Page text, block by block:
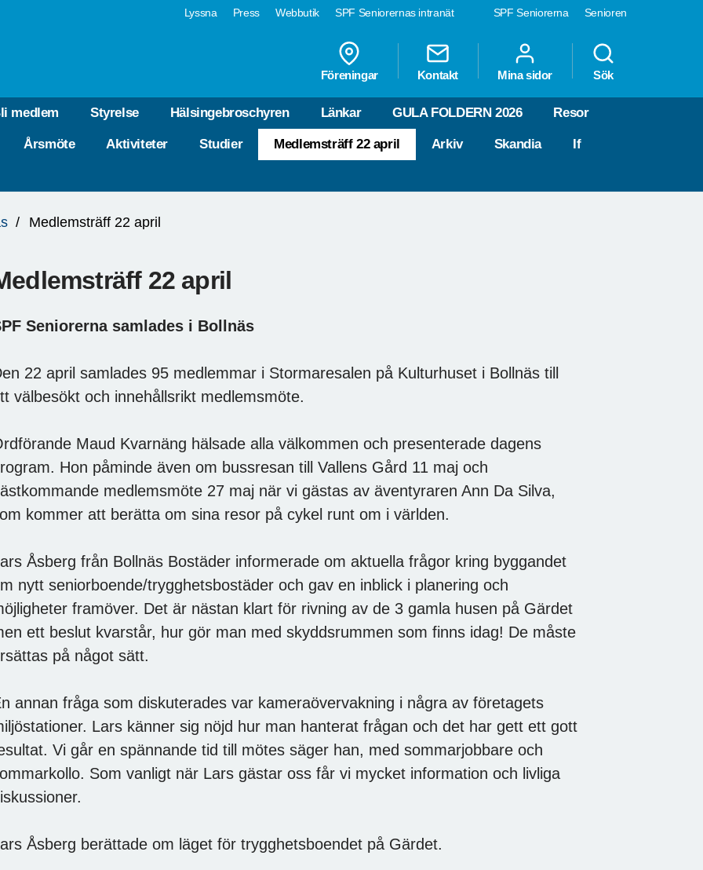
SPF Seniorerna Senioren
Lyssna Press Webbutik SPF Seniorernas intranät
Föreningar Kontakt Mina sidor Sök
medlem Styrelse Hälsingebroschyren Länkar GULA FOLDERN 2026 Resor
Årsmöte Aktiviteter Studier Medlemsträff 22 april Arkiv Skandia If
Medlemsträff 22 april
22 april
Seniorerna samlades i Bollnäs
22 april samlades 95 medlemmar i Stormaresalen på Kulturhuset i Bollnäs till
välbesökt och innehållsrikt medlemsmöte.
Maud Kvarnäng hälsade alla välkommen och presenterade dagens
Hon påminde även om bussresan till Vallens Gård 11 maj och
medlemsmöte 27 maj när vi gästas av äventyraren Ann Da Silva,
kommer att berätta om sina resor på cykel runt om i världen.
Åsberg från Bollnäs Bostäder informerade om aktuella frågor kring byggandet
nytt seniorboende/trygghetsbostäder och gav en inblick i planering och
framöver. Det är nästan klart för rivning av de 3 gamla husen på Gärdet
ett beslut kvarstår, hur gör man med skyddsrummen som finns idag! De måste
på något sätt.
annan fråga som diskuterades var kameraövervakning i några av företagets
Lars känner sig nöjd hur man hanterat frågan och det har gett ett gott
Vi går en spännande tid till mötes säger han, med sommarjobbare och
Som vanligt när Lars gästar oss får vi mycket information och livliga
Åsberg berättade om läget för trygghetsboendet på Gärdet.